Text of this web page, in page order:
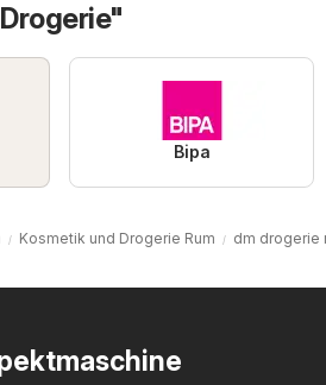
Bipa
Kosmetik und Drogerie Rum dm drogerie